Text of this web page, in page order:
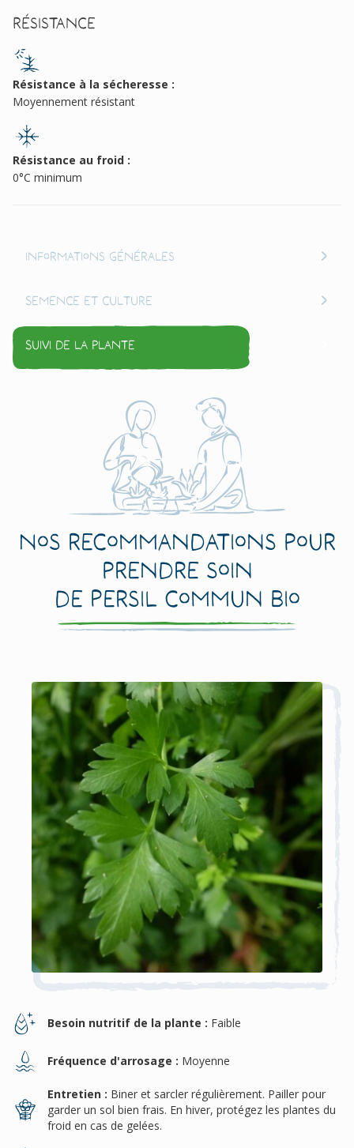
Résistance
Résistance à la sécheresse :
Moyennement résistant
Résistance au froid :
0°C minimum
Informations générales
Semence et culture
Suivi de la plante
Nos recommandations pour
prendre soin
de Persil commun Bio
Besoin nutritif de la plante : Faible
Fréquence d'arrosage : Moyenne
Entretien : Biner et sarcler régulièrement. Pailler pour
garder un sol bien frais. En hiver, protégez les plantes du
froid en cas de gelées.